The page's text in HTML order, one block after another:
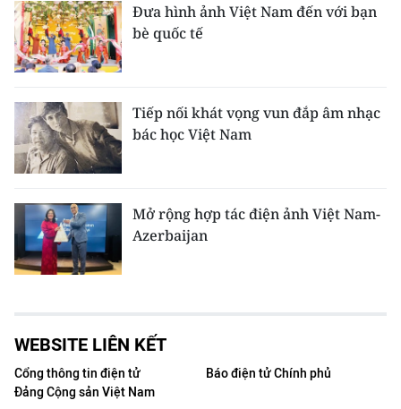
Đưa hình ảnh Việt Nam đến với bạn
bè quốc tế
Tiếp nối khát vọng vun đắp âm nhạc
bác học Việt Nam
Mở rộng hợp tác điện ảnh Việt Nam-
Azerbaijan
WEBSITE LIÊN KẾT
Cổng thông tin điện tử
Đảng Cộng sản Việt Nam
Báo điện tử Chính phủ